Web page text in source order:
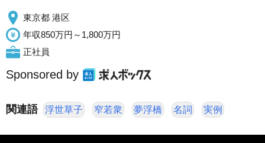
東京都 港区
年収850万円～1,800万円
正社員
Sponsored by
関連語 浮世草子 窄若衆 夢浮橋 名詞 実例